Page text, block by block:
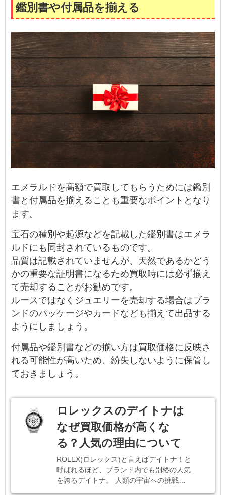
鑑別書や付属品を揃える
エメラルドを高額で買取してもらうためには鑑別
書と付属品を揃えることも重要なポイントとなり
ます。
宝石の種別や起源などを記載した鑑別書はエメラ
ルドにも同封されているものです。
品質は記載されていませんが、天然であるかどう
かの重要な証明書になるため買取時には必ず揃え
て売却することがお勧めです。
ルースではなくジュエリーを売却する場合はブラ
ンドのパッケージやカードなども揃えて出品する
ようにしましょう。
付属品や鑑別書などの揃い方は買取価格に反映さ
れる可能性が高いため、紛失しないように保管し
ておきましょう。
ロレックスのデイトナは
なぜ買取価格が高くな
る？人気の理由について
ROLEX(ロレックス)と言えばデイトナ！と
呼ばれるほど、ブランド内でも別格の人気
を誇るデイトナ。 人類の宇宙への挑戦…